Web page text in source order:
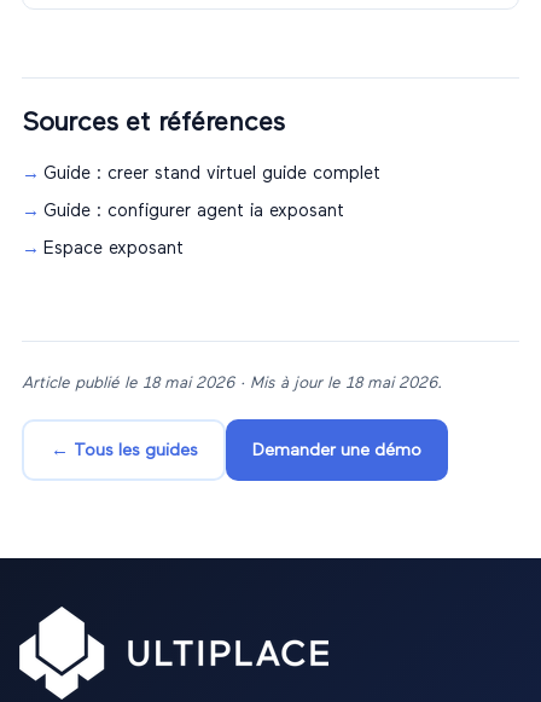
Sources et références
Guide : creer stand virtuel guide complet
Guide : configurer agent ia exposant
Espace exposant
Article publié le 18 mai 2026· Mis à jour le 18 mai 2026.
← Tous les guides Demander une démo